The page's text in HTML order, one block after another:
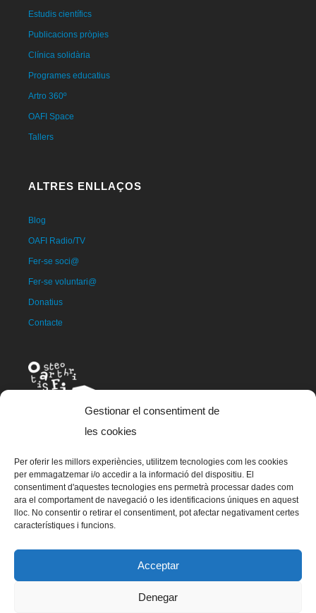
Gestionar el consentiment de
les cookies
Per oferir les millors experiències, utilitzem tecnologies com les cookies
per emmagatzemar i/o accedir a la informació del dispositiu. El
consentiment d'aquestes tecnologies ens permetrà processar dades com
ara el comportament de navegació o les identificacions úniques en aquest
lloc. No consentir o retirar el consentiment, pot afectar negativament certes
característiques i funcions.
Acceptar
Denegar
Estudis científics
Publicacions pròpies
Clínica solidària
Programes educatius
Artro 360º
OAFI Space
Tallers
ALTRES ENLLAÇOS
Blog
OAFI Radio/TV
Fer-se soci@
Fer-se voluntari@
Donatius
Contacte
La mascota d'OAFI, anomenada OAFITO va ser creada de manera
exclusiva i altruista per l'artista Xavier Mariscal.